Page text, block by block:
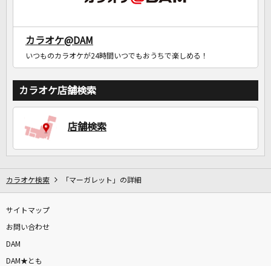
カラオケ@DAM
いつものカラオケが24時間いつでもおうちで楽しめる！
カラオケ店舗検索
店舗検索
カラオケ検索 「マーガレット」の詳細
サイトマップ
お問い合わせ
DAM
DAM★とも